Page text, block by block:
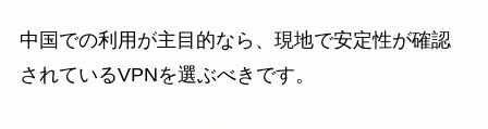
中国での利用が主目的なら、現地で安定性が確認
されているVPNを選ぶべきです。